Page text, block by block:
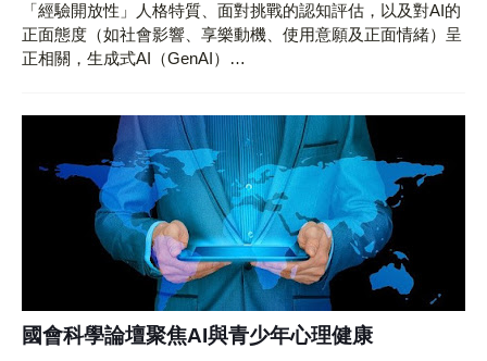
「經驗開放性」人格特質、面對挑戰的認知評估，以及對AI的
正面態度（如社會影響、享樂動機、使用意願及正面情緒）呈
正相關，生成式AI（GenAI）…
國會科學論壇聚焦AI與青少年心理健康